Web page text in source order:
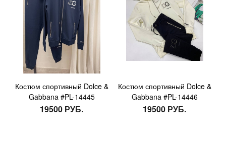
Костюм спортивный Dolce &
Gabbana #PL-14445
19500 РУБ.
Костюм спортивный Dolce &
Gabbana #PL-14446
19500 РУБ.